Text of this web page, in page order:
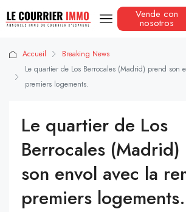
Vende con
nosotros
Accueil
Breaking News
Le quartier de Los Berrocales (Madrid) prend son
premiers logements.
Le quartier de Los
Berrocales
son envol avec la
premiers logements.